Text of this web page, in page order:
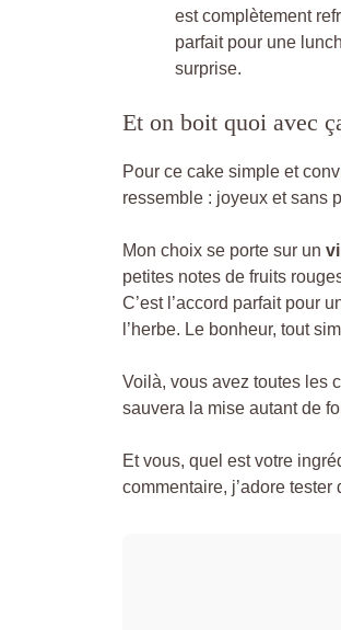
est complètement
parfait pour une
surprise.
Et on boit quoi avec
Pour ce cake simple et
ressemble : joyeux et sans
Mon choix se porte sur un
petites notes de fruits
C’est l’accord parfait pour
l’herbe. Le bonheur, tout
Voilà, vous avez toutes les
sauvera la mise autant de
Et vous, quel est votre
commentaire, j’adore